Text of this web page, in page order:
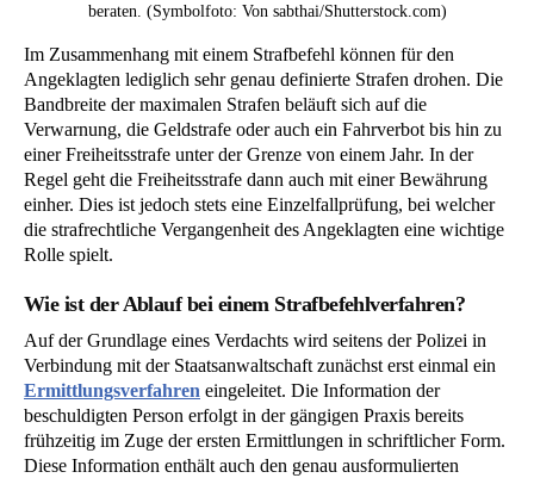
beraten. (Symbolfoto: Von sabthai/Shutterstock.com)
Im Zusammenhang mit einem Strafbefehl können für den
Angeklagten lediglich sehr genau definierte Strafen drohen. Die
Bandbreite der maximalen Strafen beläuft sich auf die
Verwarnung, die Geldstrafe oder auch ein Fahrverbot bis hin zu
einer Freiheitsstrafe unter der Grenze von einem Jahr. In der
Regel geht die Freiheitsstrafe dann auch mit einer Bewährung
einher. Dies ist jedoch stets eine Einzelfallprüfung, bei welcher
die strafrechtliche Vergangenheit des Angeklagten eine wichtige
Rolle spielt.
Wie ist der Ablauf bei einem Strafbefehlverfahren?
Auf der Grundlage eines Verdachts wird seitens der Polizei in
Verbindung mit der Staatsanwaltschaft zunächst erst einmal ein
Ermittlungsverfahren eingeleitet. Die Information der
beschuldigten Person erfolgt in der gängigen Praxis bereits
frühzeitig im Zuge der ersten Ermittlungen in schriftlicher Form.
Diese Information enthält auch den genau ausformulierten